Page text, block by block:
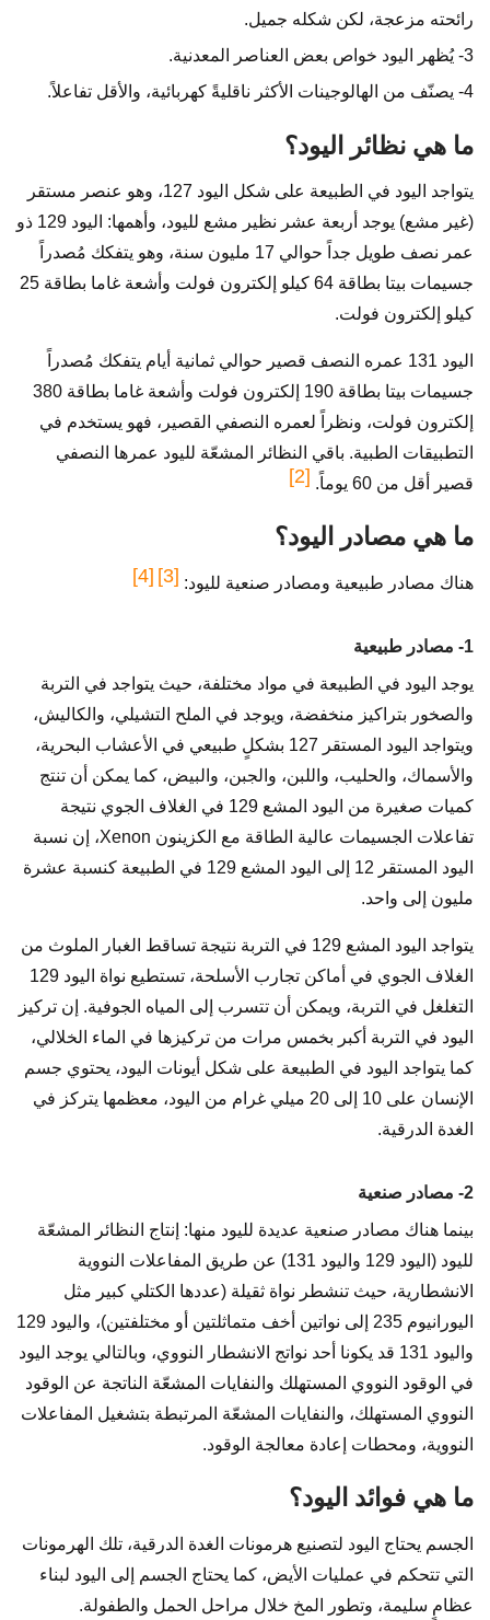
رائحته مزعجة، لكن شكله جميل.
3- يُظهر اليود خواص بعض العناصر المعدنية.
4- يصنّف من الهالوجينات الأكثر ناقليةً كهربائية، والأقل تفاعلاً.
ما هي نظائر اليود؟
يتواجد اليود في الطبيعة على شكل اليود 127، وهو عنصر مستقر
(غير مشع) يوجد أربعة عشر نظير مشع لليود، وأهمها: اليود 129 ذو
عمر نصف طويل جداً حوالي 17 مليون سنة، وهو يتفكك مُصدراً
جسيمات بيتا بطاقة 64 كيلو إلكترون فولت وأشعة غاما بطاقة 25
كيلو إلكترون فولت.
اليود 131 عمره النصف قصير حوالي ثمانية أيام يتفكك مُصدراً
جسيمات بيتا بطاقة 190 إلكترون فولت وأشعة غاما بطاقة 380
إلكترون فولت، ونظراً لعمره النصفي القصير، فهو يستخدم في
التطبيقات الطبية. باقي النظائر المشعّة لليود عمرها النصفي
قصير أقل من 60 يوماً.
[2]
ما هي مصادر اليود؟
هناك مصادر طبيعية ومصادر صنعية لليود: [3]
[4]
1- مصادر طبيعية
يوجد اليود في الطبيعة في مواد مختلفة، حيث يتواجد في التربة
والصخور بتراكيز منخفضة، ويوجد في الملح التشيلي، والكاليش،
ويتواجد اليود المستقر 127 بشكلٍ طبيعي في الأعشاب البحرية،
والأسماك، والحليب، واللبن، والجبن، والبيض، كما يمكن أن تنتج
كميات صغيرة من اليود المشع 129 في الغلاف الجوي نتيجة
تفاعلات الجسيمات عالية الطاقة مع الكزينون Xenon، إن نسبة
اليود المستقر 12 إلى اليود المشع 129 في الطبيعة كنسبة عشرة
مليون إلى واحد.
يتواجد اليود المشع 129 في التربة نتيجة تساقط الغبار الملوث من
الغلاف الجوي في أماكن تجارب الأسلحة، تستطيع نواة اليود 129
التغلغل في التربة، ويمكن أن تتسرب إلى المياه الجوفية. إن تركيز
اليود في التربة أكبر بخمس مرات من تركيزها في الماء الخلالي،
كما يتواجد اليود في الطبيعة على شكل أيونات اليود، يحتوي جسم
الإنسان على 10 إلى 20 ميلي غرام من اليود، معظمها يتركز في
الغدة الدرقية.
2- مصادر صنعية
بينما هناك مصادر صنعية عديدة لليود منها: إنتاج النظائر المشعّة
لليود (اليود 129 واليود 131) عن طريق المفاعلات النووية
الانشطارية، حيث تنشطر نواة ثقيلة (عددها الكتلي كبير مثل
اليورانيوم 235 إلى نواتين أخف متماثلتين أو مختلفتين)، واليود 129
واليود 131 قد يكونا أحد نواتج الانشطار النووي، وبالتالي يوجد اليود
في الوقود النووي المستهلك والنفايات المشعّة الناتجة عن الوقود
النووي المستهلك، والنفايات المشعّة المرتبطة بتشغيل المفاعلات
النووية، ومحطات إعادة معالجة الوقود.
ما هي فوائد اليود؟
الجسم يحتاج اليود لتصنيع هرمونات الغدة الدرقية، تلك الهرمونات
التي تتحكم في عمليات الأيض، كما يحتاج الجسم إلى اليود لبناء
عظامٍ سليمة، وتطور المخ خلال مراحل الحمل والطفولة.